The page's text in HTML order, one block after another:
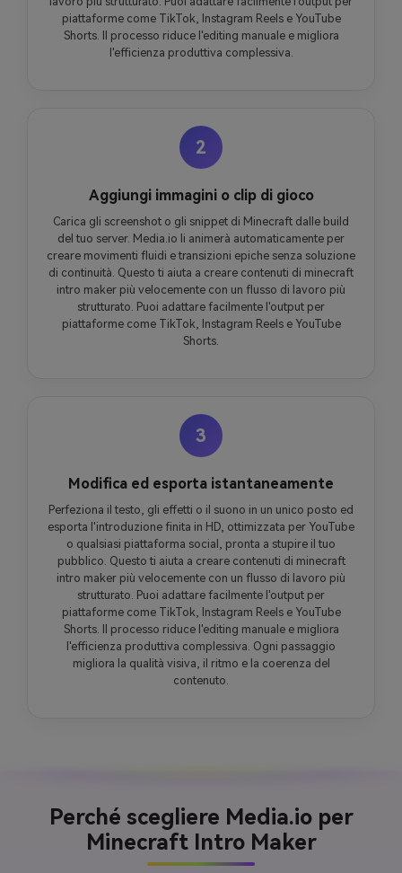
piattaforme come TikTok, Instagram Reels e YouTube
Shorts. Il processo riduce l'editing manuale e migliora
l'efficienza produttiva complessiva.
2
Aggiungi immagini o clip di gioco
Carica gli screenshot o gli snippet di Minecraft dalle build
del tuo server. Media.io li animerà automaticamente per
creare movimenti fluidi e transizioni epiche senza soluzione
di continuità. Questo ti aiuta a creare contenuti di minecraft
intro maker più velocemente con un flusso di lavoro più
strutturato. Puoi adattare facilmente l'output per
piattaforme come TikTok, Instagram Reels e YouTube
Shorts.
3
Modifica ed esporta istantaneamente
Perfeziona il testo, gli effetti o il suono in un unico posto ed
esporta l'introduzione finita in HD, ottimizzata per YouTube
o qualsiasi piattaforma social, pronta a stupire il tuo
pubblico. Questo ti aiuta a creare contenuti di minecraft
intro maker più velocemente con un flusso di lavoro più
strutturato. Puoi adattare facilmente l'output per
piattaforme come TikTok, Instagram Reels e YouTube
Shorts. Il processo riduce l'editing manuale e migliora
l'efficienza produttiva complessiva. Ogni passaggio
migliora la qualità visiva, il ritmo e la coerenza del
contenuto.
Perché scegliere Media.io per
Minecraft Intro Maker